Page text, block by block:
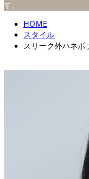
す。
HOME
スタイル
スリーク外ハネボ